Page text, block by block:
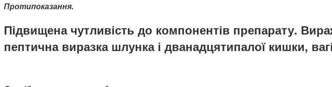
Протипоказання.
Підвищена чутливість до компонентів препарату.
пептична виразка шлунка і дванадцятипалої кишки,